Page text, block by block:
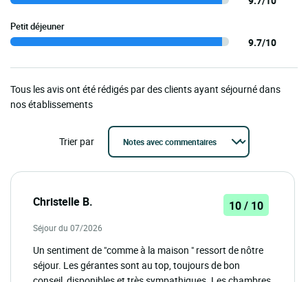
Petit déjeuner
9.7/10
Tous les avis ont été rédigés par des clients ayant séjourné dans
nos établissements
Trier par
Christelle B. 10 / 10
Séjour du 07/2026
Un sentiment de "comme à la maison " ressort de nôtre
séjour. Les gérantes sont au top, toujours de bon